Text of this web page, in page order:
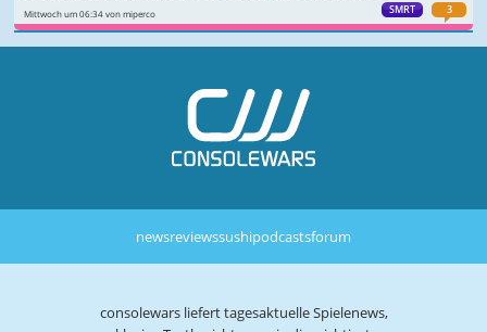
SMRT 3
Mittwoch um 06:34 von miperco
newsreviewssushipodcastsforum
consolewars liefert tagesaktuelle Spielenews,